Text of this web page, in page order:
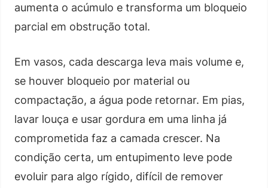
aumenta o acúmulo e transforma um bloqueio
parcial em obstrução total.
Em vasos, cada descarga leva mais volume e,
se houver bloqueio por material ou
compactação, a água pode retornar. Em pias,
lavar louça e usar gordura em uma linha já
comprometida faz a camada crescer. Na
condição certa, um entupimento leve pode
evoluir para algo rígido, difícil de remover